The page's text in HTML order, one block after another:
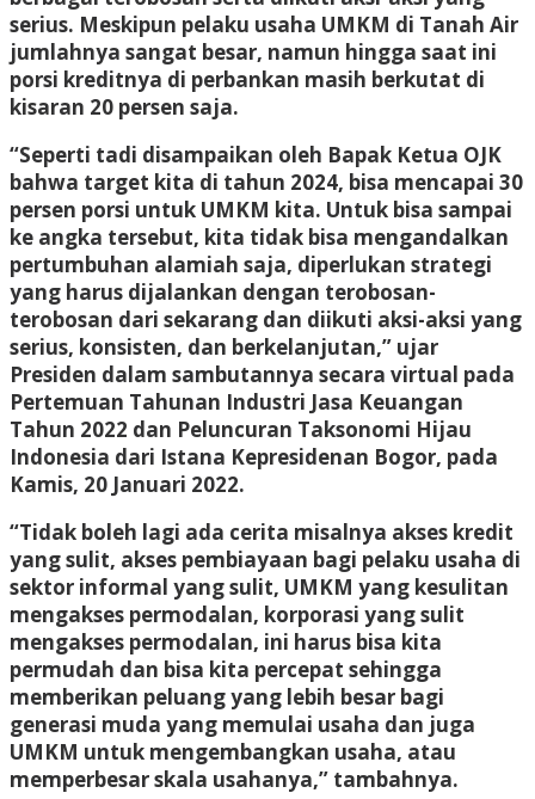
serius. Meskipun pelaku usaha UMKM di Tanah Air
jumlahnya sangat besar, namun hingga saat ini
porsi kreditnya di perbankan masih berkutat di
kisaran 20 persen saja.
“Seperti tadi disampaikan oleh Bapak Ketua OJK
bahwa target kita di tahun 2024, bisa mencapai 30
persen porsi untuk UMKM kita. Untuk bisa sampai
ke angka tersebut, kita tidak bisa mengandalkan
pertumbuhan alamiah saja, diperlukan strategi
yang harus dijalankan dengan terobosan-
terobosan dari sekarang dan diikuti aksi-aksi yang
serius, konsisten, dan berkelanjutan,” ujar
Presiden dalam sambutannya secara virtual pada
Pertemuan Tahunan Industri Jasa Keuangan
Tahun 2022 dan Peluncuran Taksonomi Hijau
Indonesia dari Istana Kepresidenan Bogor, pada
Kamis, 20 Januari 2022.
“Tidak boleh lagi ada cerita misalnya akses kredit
yang sulit, akses pembiayaan bagi pelaku usaha di
sektor informal yang sulit, UMKM yang kesulitan
mengakses permodalan, korporasi yang sulit
mengakses permodalan, ini harus bisa kita
permudah dan bisa kita percepat sehingga
memberikan peluang yang lebih besar bagi
generasi muda yang memulai usaha dan juga
UMKM untuk mengembangkan usaha, atau
memperbesar skala usahanya,” tambahnya.